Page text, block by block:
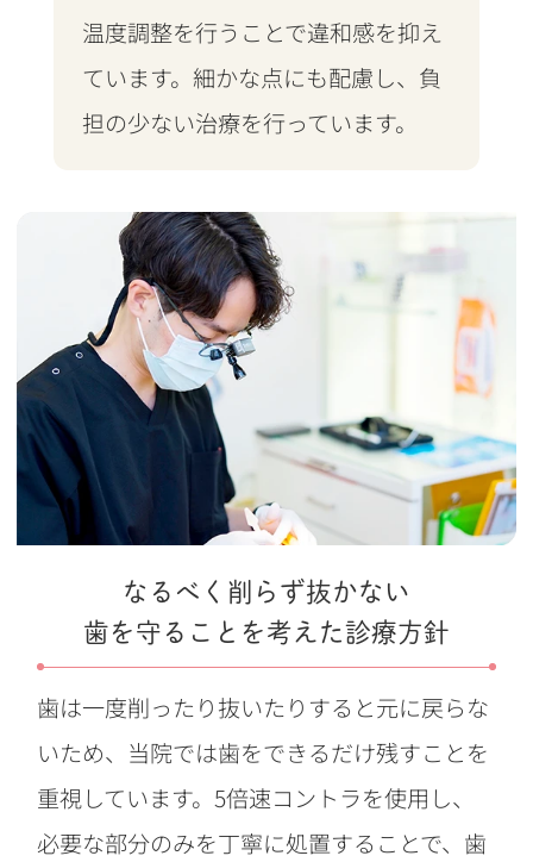
温度調整を行うことで違和感を抑え
ています。細かな点にも配慮し、負
担の少ない治療を行っています。
なるべく削らず抜かない
歯を守ることを考えた診療方針
歯は一度削ったり抜いたりすると元に戻らな
いため、当院では歯をできるだけ残すことを
重視しています。5倍速コントラを使用し、
必要な部分のみを丁寧に処置することで、歯